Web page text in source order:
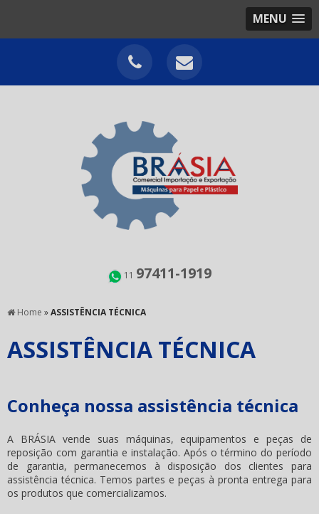
MENU
11 97411-1919
Home »ASSISTÊNCIA TÉCNICA
ASSISTÊNCIA TÉCNICA
Conheça nossa assistência técnica
A BRÁSIA vende suas máquinas, equipamentos e peças de
reposição com garantia e instalação. Após o término do período
de garantia, permanecemos à disposição dos clientes para
assistência técnica. Temos partes e peças à pronta entrega para
os produtos que comercializamos.